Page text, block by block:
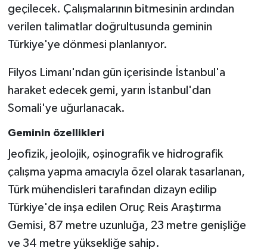
geçilecek. Çalışmalarının bitmesinin ardından
verilen talimatlar doğrultusunda geminin
Türkiye'ye dönmesi planlanıyor.
Filyos Limanı'ndan gün içerisinde İstanbul'a
haraket edecek gemi, yarın İstanbul'dan
Somali'ye uğurlanacak.
Geminin özellikleri
Jeofizik, jeolojik, oşinografik ve hidrografik
çalışma yapma amacıyla özel olarak tasarlanan,
Türk mühendisleri tarafından dizayn edilip
Türkiye'de inşa edilen Oruç Reis Araştırma
Gemisi, 87 metre uzunluğa, 23 metre genişliğe
ve 34 metre yüksekliğe sahip.